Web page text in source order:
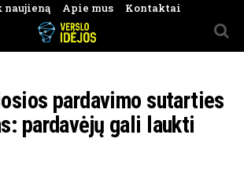
naujieną Apie mus Kontaktai
pardavimo sutarties
pardavėjų gali laukti